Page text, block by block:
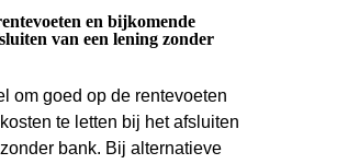
en bijkomende
van een lening zonder
om goed op de rentevoeten
te letten bij het afsluiten
bank. Bij alternatieve